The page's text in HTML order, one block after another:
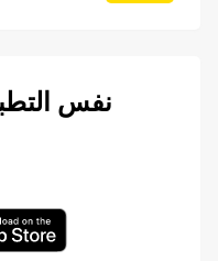
نفس